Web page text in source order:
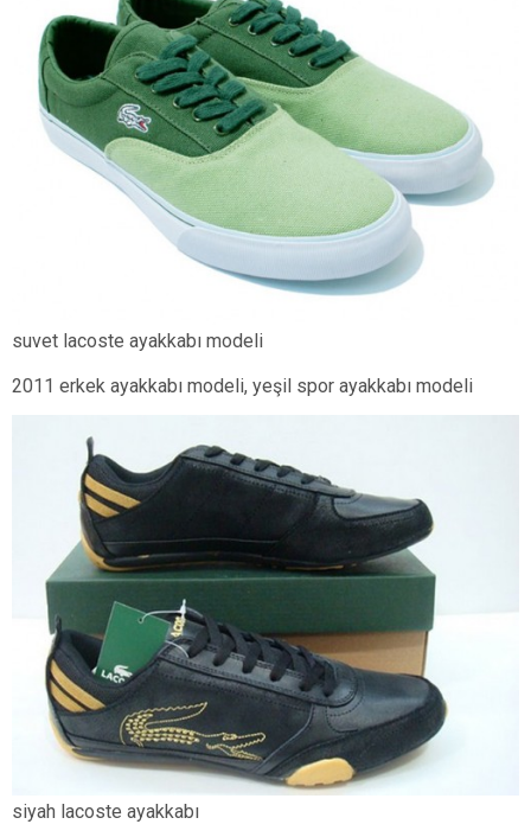
suvet lacoste ayakkabı modeli
2011 erkek ayakkabı modeli, yeşil spor ayakkabı modeli
siyah lacoste ayakkabı